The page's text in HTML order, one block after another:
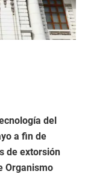
del
a fin de
de extorsión
Organismo